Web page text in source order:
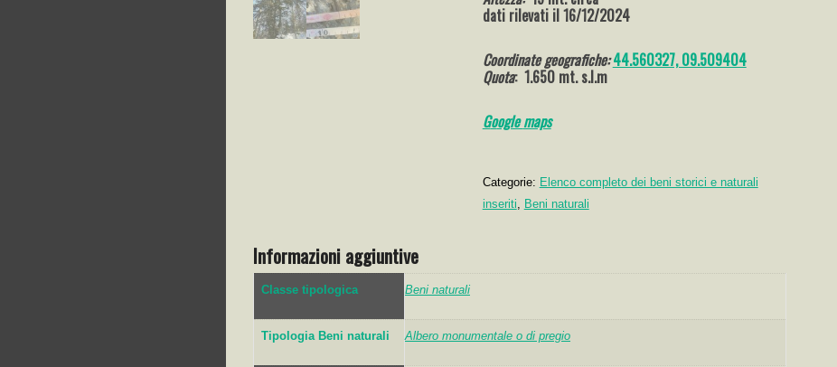
dati rilevati il 16/12/2024
Coordinate geografiche:44.560327, 09.509404
Quota: 1.650 mt. s.l.m
Googlemaps
Categorie: Elenco completo dei beni storici e naturali
inseriti, Beni naturali
Informazioni aggiuntive
Classe tipologica Beni naturali
Tipologia Beni naturali Albero monumentale o di pregio